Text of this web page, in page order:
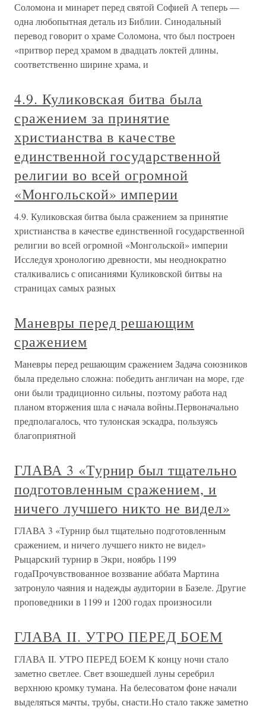
Соломона и минарет перед святой Софией А теперь —
одна любопытная деталь из Библии. Синодальный
перевод говорит о храме Соломона, что был построен
«притвор перед храмом в двадцать локтей длины,
соответственно ширине храма, и
4.9. Куликовская битва была
сражением за принятие
христианства в качестве
единственной государственной
религии во всей огромной
«Монгольской» империи
4.9. Куликовская битва была сражением за принятие
христианства в качестве единственной государственной
религии во всей огромной «Монгольской» империи
Исследуя хронологию древности, мы неоднократно
сталкивались с описаниями Куликовской битвы на
страницах самых разных
Маневры перед решающим
сражением
Маневры перед решающим сражением Задача союзников
была предельно сложна: победить англичан на море, где
они были традиционно сильны, поэтому работа над
планом вторжения шла с начала войны.Первоначально
предполагалось, что тулонская эскадра, пользуясь
благоприятной
ГЛАВА 3 «Турнир был тщательно
подготовленным сражением, и
ничего лучшего никто не видел»
ГЛАВА 3 «Турнир был тщательно подготовленным
сражением, и ничего лучшего никто не видел»
Рыцарский турнир в Экри, ноябрь 1199
годаПрочувствованное воззвание аббата Мартина
затронуло чаяния и надежды аудитории в Базеле. Другие
проповедники в 1199 и 1200 годах произносили
ГЛАВА II. УТРО ПЕРЕД БОЕМ
ГЛАВА II. УТРО ПЕРЕД БОЕМ К концу ночи стало
заметно светлее. Свет взошедшей луны серебрил
верхнюю кромку тумана. На белесоватом фоне начали
выделяться мачты, трубы, снасти.Но стало также заметно